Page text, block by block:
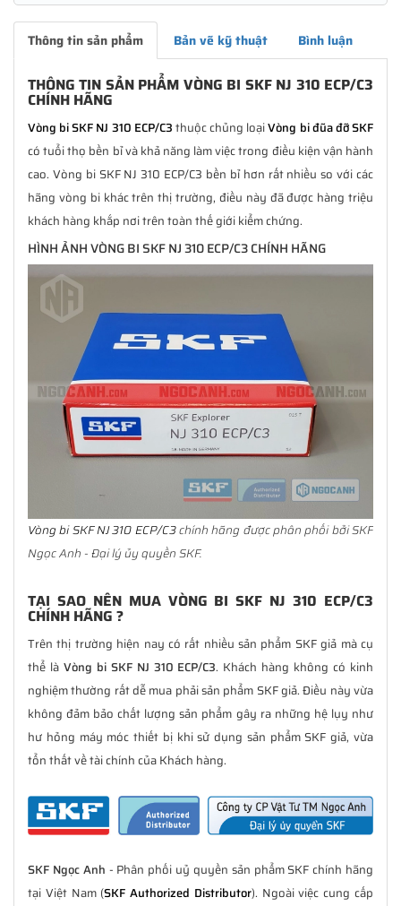
Thông tin sản phẩm Bản vẽ kỹ thuật Bình luận
THÔNG TIN SẢN PHẨM VÒNG BI SKF NJ 310 ECP/C3
CHÍNH HÃNG
Vòng bi SKF NJ 310 ECP/C3thuộc chủng loạiVòng bi đũa đỡ SKF
có tuổi thọ bền bỉ và khả năng làm việc trong điều kiện vận hành
cao. Vòng bi SKF NJ 310 ECP/C3 bền bỉ hơn rất nhiều so với các
hãng vòng bi khác trên thị trường, điều này đã được hàng triệu
khách hàng khắp nơi trên toàn thế giới kiểm chứng.
HÌNH ẢNH VÒNG BI SKF NJ 310 ECP/C3 CHÍNH HÃNG
Vòng bi SKF NJ 310 ECP/C3chính hãng được phân phối bởi SKF
Ngọc Anh - Đại lý ủy quyền SKF.
TẠI SAO NÊN MUA VÒNG BI SKF NJ 310 ECP/C3
CHÍNH HÃNG ?
Trên thị trường hiện nay có rất nhiều sản phẩm SKF giả mà cụ
thể là Vòng bi SKF NJ 310 ECP/C3. Khách hàng không có kinh
nghiệm thường rất dễ mua phải sản phẩm SKF giả. Điều này vừa
không đảm bảo chất lượng sản phẩm gây ra những hệ lụy như
hư hỏng máy móc thiết bị khi sử dụng sản phẩm SKF giả, vừa
tổn thất về tài chính của Khách hàng.
SKF Ngọc Anh - Phân phối uỷ quyền sản phẩm SKF chính hãng
tại Việt Nam (SKF Authorized Distributor). Ngoài việc cung cấp